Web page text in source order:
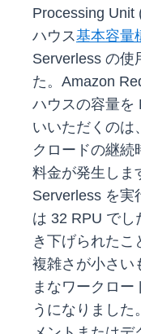
Processing Unit
ハウス基本容量
Serverless の使
た。Amazon
ハウスの容量を
いいただくのは
クロードの継続
料金が発生しま
Serverless を実
は 32 RPU でし
き下げられたこ
複雑さが小さい
まなワークロー
うになりました